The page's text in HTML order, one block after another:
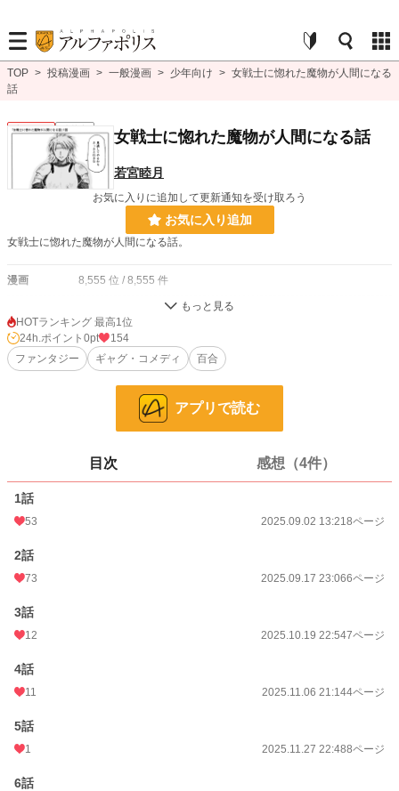
TOP > 投稿漫画 > 一般漫画 > 少年向け > 女戦士に惚れた魔物が人間になる
話
少年向け 連載中 女戦士に惚れた魔物が人間になる話
若宮睦月
お気に入りに追加して更新通知を受け取ろう
お気に入り追加
女戦士に惚れた魔物が人間になる話。
漫画 8,555 位 / 8,555 件
お気に入り 14
24h.ポイント 0 pt
2025.09.02 13:21
週間ポイント
月間ポイント
年間ポイント
HOTランキング 最高1位
24h.ポイント 0pt
154
ファンタジー
ギャグ・コメディ 百合
アプリで読む
目次 感想（4件）
1話
53 2025.09.02 13:218ページ
2話
73 2025.09.17 23:066ページ
3話
12 2025.10.19 22:547ページ
4話
11 2025.11.06 21:144ページ
5話
1 2025.11.27 22:488ページ
6話